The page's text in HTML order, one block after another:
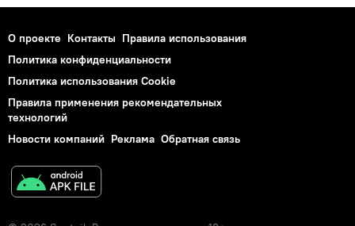
О проекте Контакты Правила использования
Политика конфиденциальности
Политика использования Cookie
Правила применения рекомендательных
технологий
Новости компаний Реклама Обратная связь